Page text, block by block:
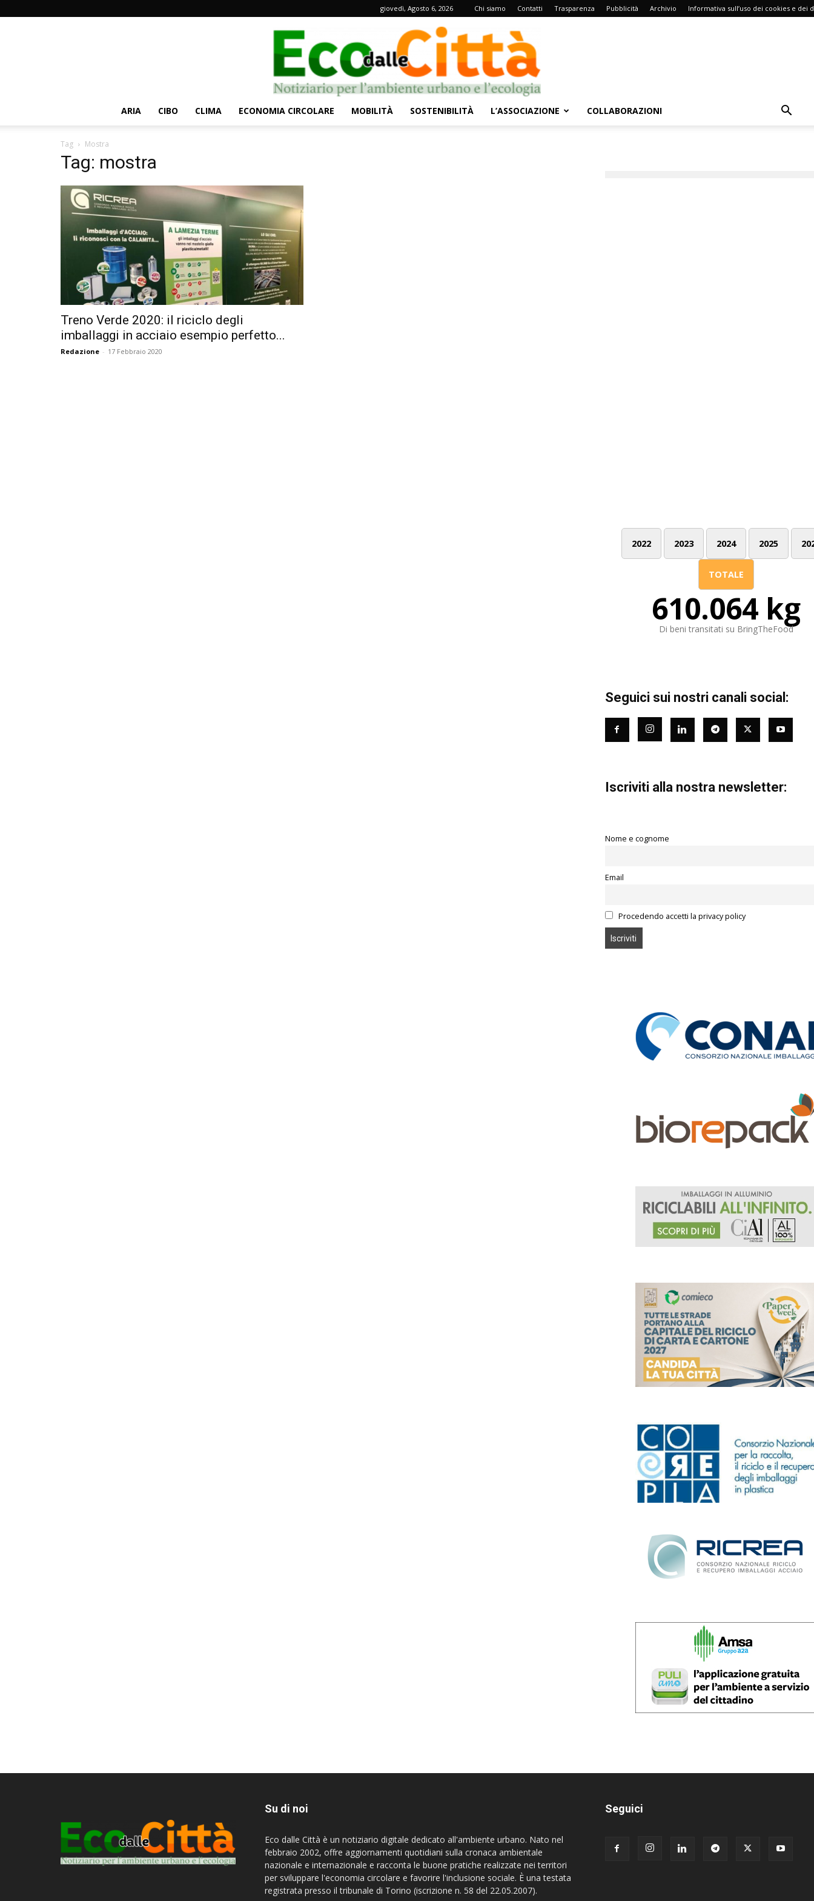
giovedì, Agosto 6, 2026 Chi siamo Contatti Trasparenza Pubblicità Archivio Informativa sull’uso dei cookies e dei
ARIA CIBO CLIMA ECONOMIA CIRCOLARE MOBILITÀ SOSTENIBILITÀ L’ASSOCIAZIONE COLLABORAZIONI
Tag Mostra
Tag: mostra
Treno Verde 2020: il riciclo degli
imballaggi in acciaio esempio perfetto...
Redazione - 17 Febbraio 2020
2022 2023 2024 2025
TOTALE
610.064 kg
Di beni transitati su BringTheFood
Seguici sui nostri canali social:
Iscriviti alla nostra newsletter:
Nome e cognome
Email
Procedendo accetti la privacy policy
Su di noi
Eco dalle Città è un notiziario digitale dedicato all'ambiente urbano. Nato nel
febbraio 2002, offre aggiornamenti quotidiani sulla cronaca ambientale
nazionale e internazionale e racconta le buone pratiche realizzate nei territori
per sviluppare l'economia circolare e favorire l'inclusione sociale. È una testata
registrata presso il tribunale di Torino (iscrizione n. 58 del 22.05.2007).
Seguici